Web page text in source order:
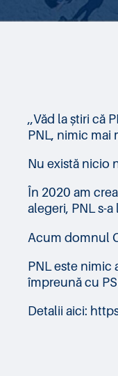
,,Văd la știri că
PNL, nimic mai
Nu există nicio
În 2020 am
alegeri, PNL s-
Acum domnul
PNL este nimic
împreună cu
Detalii aici: